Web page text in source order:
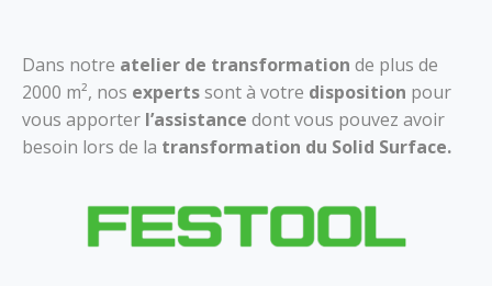
Dans notre atelier de transformation de plus de
2000 m², nos expertssont à votre disposition pour
vous apporter l’assistance dont vous pouvez avoir
besoin lors de la transformation du Solid Surface.